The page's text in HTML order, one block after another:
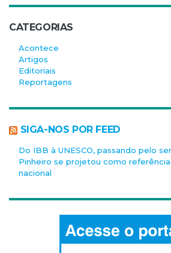
CATEGORIAS
Acontece
Artigos
Editoriais
Reportagens
SIGA-NOS POR FEED
Do IBB à UNESCO, passando pelo
Pinheiro se projetou como
nacional